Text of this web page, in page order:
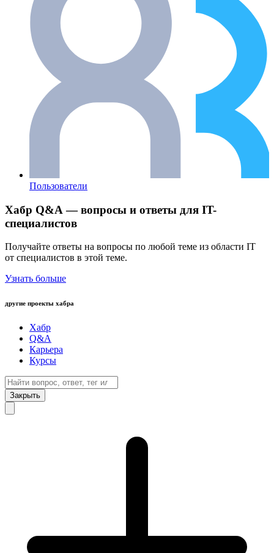
Пользователи
Хабр Q&A — вопросы и ответы для IT-
специалистов
Получайте ответы на вопросы по любой теме из области IT
от специалистов в этой теме.
Узнать больше
другие проекты хабра
Хабр
Q&A
Карьера
Курсы
Закрыть